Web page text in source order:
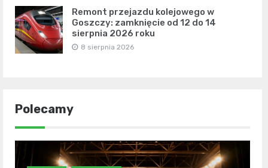
Remont przejazdu kolejowego w
Goszczy: zamknięcie od 12 do 14
sierpnia 2026 roku
8 sierpnia 2026
Polecamy